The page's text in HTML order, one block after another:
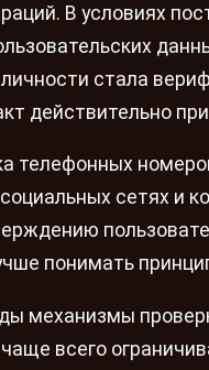
В условиях
стала
действительно
телефонных
сетях и
понимать
механизмы
всего